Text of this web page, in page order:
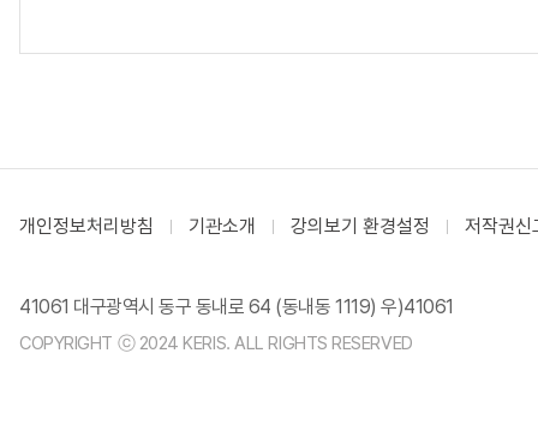
개인정보처리방침 기관소개 강의보기 환경설정 저작권신
41061 대구광역시 동구 동내로 64 (동내동 1119) 우)41061
COPYRIGHT ⓒ 2024 KERIS. ALL RIGHTS RESERVED